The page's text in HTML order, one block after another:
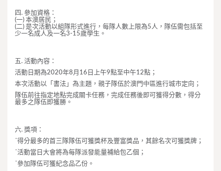
四. 參加資格：
(一) 本澳居民；
(二) 是次活動以組隊形式進行，每隊人數上限為5人，隊伍需包括至
少一名成人及一名3-15歲學生。
五. 活動內容：
活動日期為2020年8月16日上午9點至中午12點；
本次活動以「書法」為主題，親子隊伍於澳門中區進行城市定向；
隊伍前往指定地點完成關卡任務，完成任務後即可獲得分數，得分
最多之隊伍即獲勝。
六. 獎項：
˙得分最多的首三隊隊伍可獲獎杯及豐富獎品，其餘名次可獲獎牌；
˙活動當日大會將為每隊派發能量補給包乙個；
˙參加隊伍可獲紀念品乙份。